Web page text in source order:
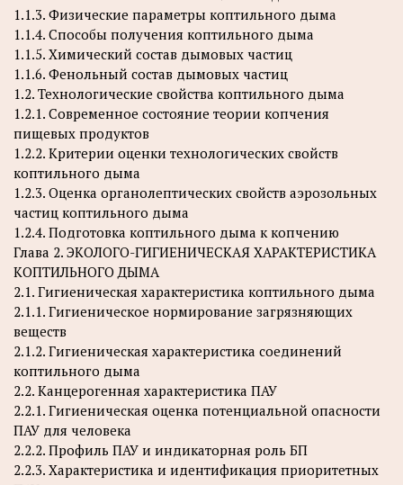
1.1.3. Физические параметры коптильного дыма
1.1.4. Способы получения коптильного дыма
1.1.5. Химический состав дымовых частиц
1.1.6. Фенольный состав дымовых частиц
1.2. Технологические свойства коптильного дыма
1.2.1. Современное состояние теории копчения
пищевых продуктов
1.2.2. Критерии оценки технологических свойств
коптильного дыма
1.2.3. Оценка органолептических свойств аэрозольных
частиц коптильного дыма
1.2.4. Подготовка коптильного дыма к копчению
Глава 2. ЭКОЛОГО-ГИГИЕНИЧЕСКАЯ ХАРАКТЕРИСТИКА
КОПТИЛЬНОГО ДЫМА
2.1. Гигиеническая характеристика коптильного дыма
2.1.1. Гигиеническое нормирование загрязняющих
веществ
2.1.2. Гигиеническая характеристика соединений
коптильного дыма
2.2. Канцерогенная характеристика ПАУ
2.2.1. Гигиеническая оценка потенциальной опасности
ПАУ для человека
2.2.2. Профиль ПАУ и индикаторная роль БП
2.2.3. Характеристика и идентификация приоритетных